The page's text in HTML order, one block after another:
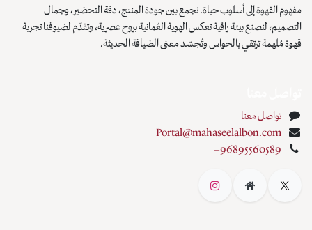
مفهوم القهوة إلى أسلوب حياة. نجمع بين جودة المنتج، دقة التحضير، وجمال
التصميم، لنصنع بيئة راقية تعكس الهوية العُمانية بروح عصرية، وتقدّم لضيوفنا تجربة
قهوة مُلهمة ترتقي بالحواس وتُجسّد معنى الضيافة الحديثة.
تواصل معنا
Portal@mahaseelalbon.com
+96895560589